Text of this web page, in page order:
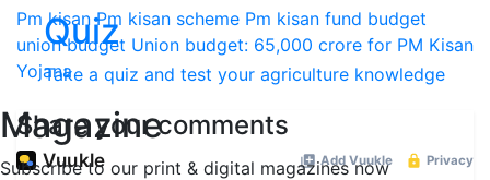
Quiz
Take a quiz and test your agriculture knowledge
Magazine
Subscribe to our print & digital magazines now
Pm kisan Pm kisan scheme Pm kisan fund budget
union budget Union budget: 65,000 crore for PM Kisan
Yojana
Share your comments